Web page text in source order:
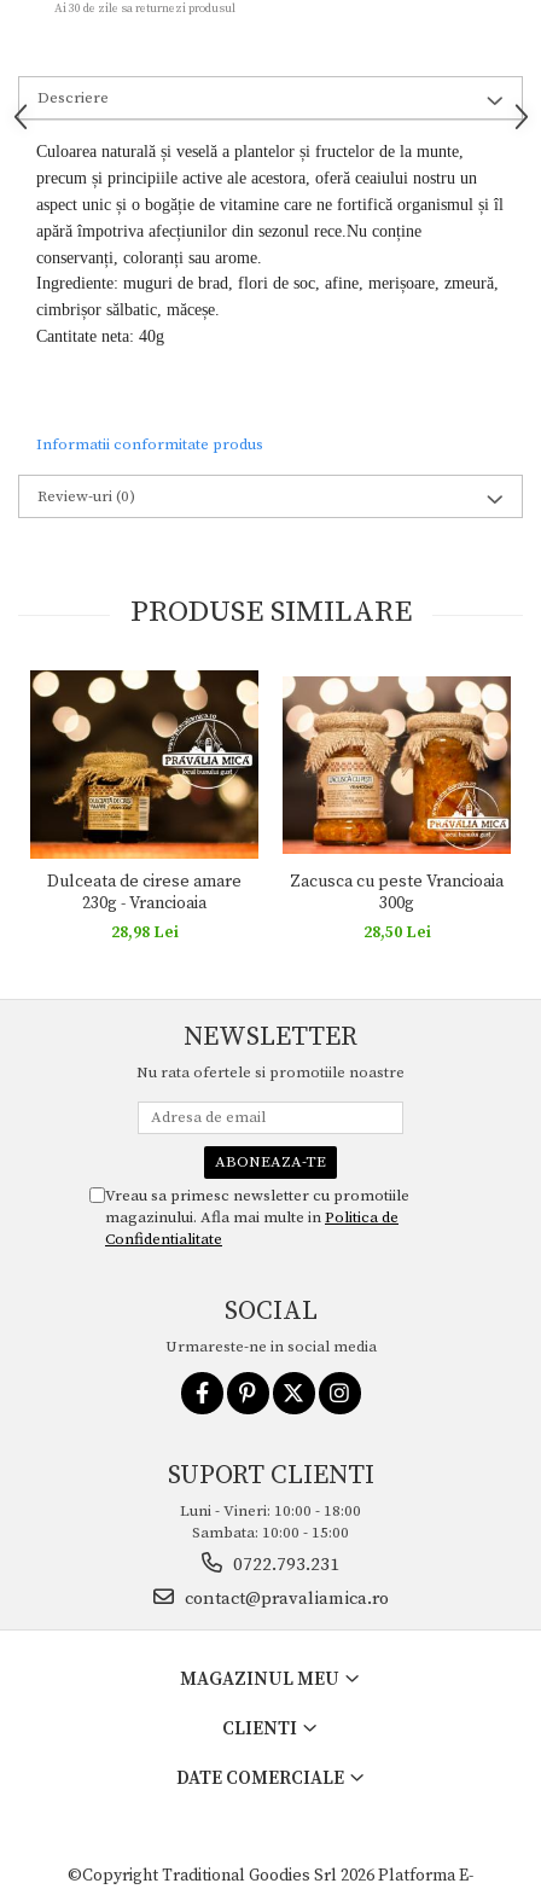
Ai 30 de zile sa returnezi produsul
Descriere
Culoarea naturală și veselă a plantelor și fructelor de la munte,
precum și principiile active ale acestora, oferă ceaiului nostru un
aspect unic și o bogăție de vitamine care ne fortifică organismul și îl
apără împotriva afecțiunilor din sezonul rece.Nu conține
conservanți, coloranți sau arome.
Ingrediente: muguri de brad, flori de soc, afine, merișoare, zmeură,
cimbrișor sălbatic, măceșe.
Cantitate neta: 40g
Informatii conformitate produs
Review-uri(0)
PRODUSE SIMILARE
Dulceata de cirese amare
230g - Vrancioaia
28,98 Lei
Zacusca cu peste Vrancioaia
300g
28,50 Lei
NEWSLETTER
Nu rata ofertele si promotiile noastre
Vreau sa primesc newsletter cu promotiile
magazinului. Afla mai multe inPolitica de
Confidentialitate
SOCIAL
Urmareste-ne in social media
SUPORT CLIENTI
Luni - Vineri: 10:00 - 18:00
Sambata: 10:00 - 15:00
0722.793.231
contact@pravaliamica.ro
MAGAZINUL MEU
CLIENTI
DATE COMERCIALE
©Copyright Traditional Goodies Srl 2026Platforma E-